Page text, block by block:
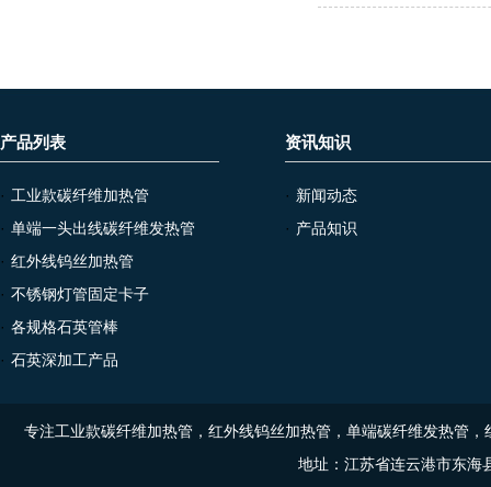
产品列表
· 工业款碳纤维加热管
· 单端一头出线碳纤维发热管
· 红外线钨丝加热管
· 不锈钢灯管固定卡子
· 各规格石英管棒
· 石英深加工产品
资讯知识
· 新闻动态
· 产品知识
专注工业款碳纤维加热管，红外线钨丝加热管，单端碳纤维发热管
地址：江苏省连云港市东海